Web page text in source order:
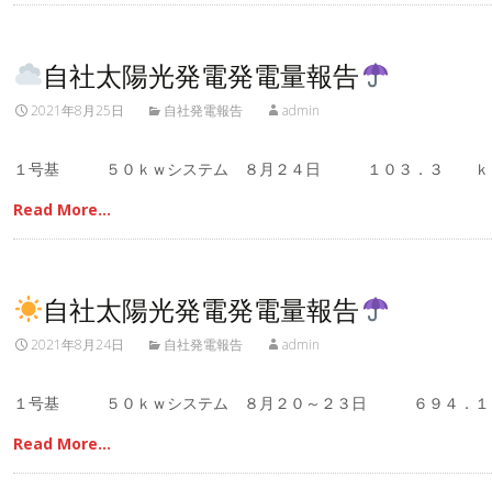
自社太陽光発電発電量報告
2021年8月25日 自社発電報告 admin
１号基 ５０ｋｗシステム ８月２４日 １０３．３ ｋ
Read More…
自社太陽光発電発電量報告
2021年8月24日 自社発電報告 admin
１号基 ５０ｋｗシステム ８月２０～２３日 ６９４．
Read More…